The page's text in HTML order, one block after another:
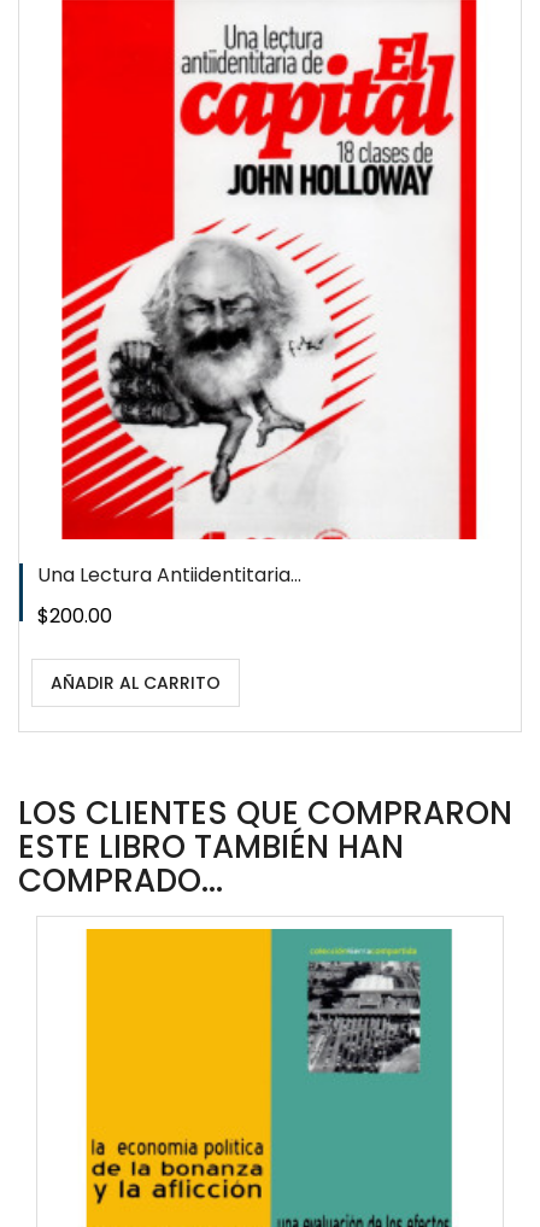
Una Lectura Antiidentitaria...
Precio
$200.00
AÑADIR AL CARRITO
WISHLIST
LOS CLIENTES QUE COMPRARON
ESTE LIBRO TAMBIÉN HAN
COMPRADO...